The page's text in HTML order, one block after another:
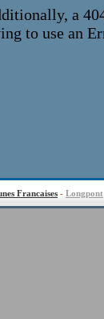
Francaises - Longpont